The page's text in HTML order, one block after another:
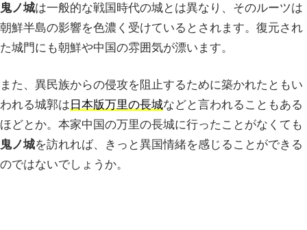
鬼ノ城は一般的な戦国時代の城とは異なり、そのルーツは
朝鮮半島の影響を色濃く受けているとされます。復元され
た城門にも朝鮮や中国の雰囲気が漂います。
また、異民族からの侵攻を阻止するために築かれたともい
われる城郭は 日本版万里の長城などと言われることもある
ほどとか。本家中国の万里の長城に行ったことがなくても
鬼ノ城を訪れれば、きっと異国情緒を感じることができる
のではないでしょうか。